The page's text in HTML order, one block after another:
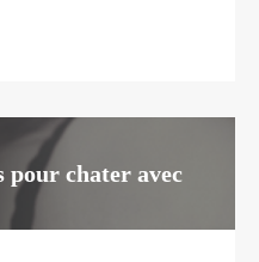
pour chater avec